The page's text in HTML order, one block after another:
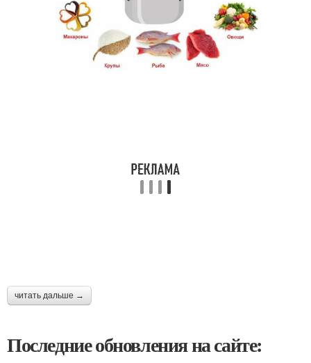
читать дальше →
Последние обновления на сайте: